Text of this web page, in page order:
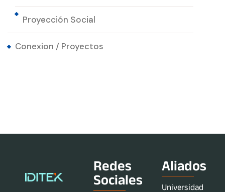
Proyección Social
Conexion / Proyectos
Redes
Sociales
Aliados
Universidad